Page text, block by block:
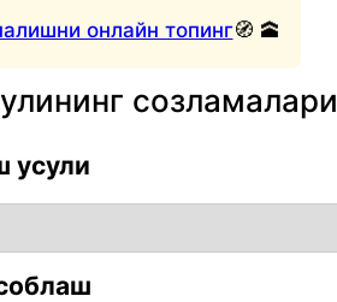
онлайн топинг🧭 🕋
созламалари
усули